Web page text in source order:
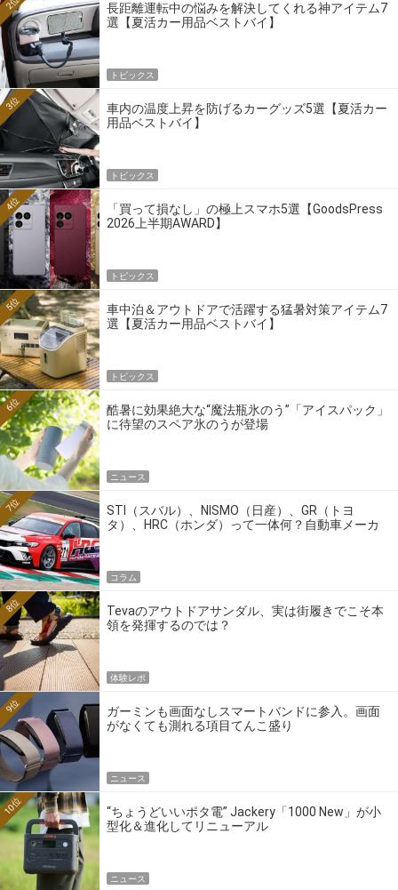
長距離運転中の悩みを解決してくれる神アイテム7
選【夏活カー用品ベストバイ】
トピックス
車内の温度上昇を防げるカーグッズ5選【夏活カー
用品ベストバイ】
3位
トピックス
「買って損なし」の極上スマホ5選【GoodsPress
2026上半期AWARD】
4位
トピックス
車中泊＆アウトドアで活躍する猛暑対策アイテム7
選【夏活カー用品ベストバイ】
5位
トピックス
酷暑に効果絶大な“魔法瓶氷のう”「アイスパック」
に待望のスペア氷のうが登場
6位
ニュース
STI（スバル）、NISMO（日産）、GR（トヨ
タ）、HRC（ホンダ）って一体何？自動車メーカ
7位
コラム
Tevaのアウトドアサンダル、実は街履きでこそ本
領を発揮するのでは？
8位
体験レポ
ガーミンも画面なしスマートバンドに参入。画面
がなくても測れる項目てんこ盛り
9位
ニュース
“ちょうどいいポタ電” Jackery「1000 New」が小
型化＆進化してリニューアル
10位
ニュース